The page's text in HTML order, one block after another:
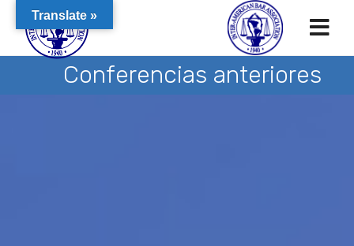
Conferencias anteriores
Translate »